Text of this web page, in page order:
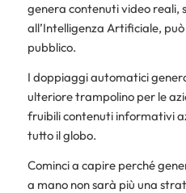
genera contenuti video reali,
all’Intelligenza Artificiale,
pubblico.
I doppiaggi automatici
ulteriore trampolino per le
fruibili contenuti informativi
tutto il globo.
Cominci a capire perché
a mano non sarà più una